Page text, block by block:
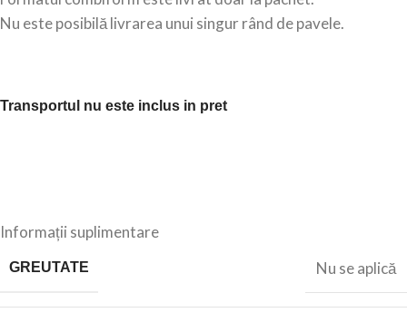
Nu este posibilă livrarea unui singur rând de pavele.
Transportul nu este inclus in pret
Informații suplimentare
GREUTATE Nu se aplică